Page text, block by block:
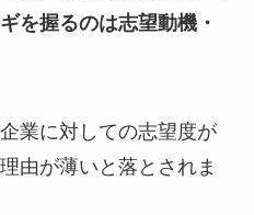
を握るのは志望動機・
業に対しての志望度が
由が薄いと落とされま